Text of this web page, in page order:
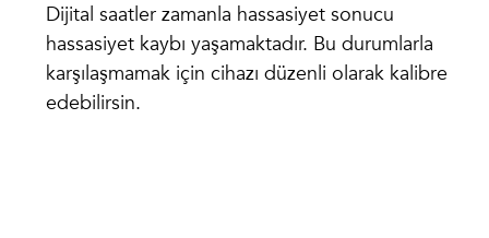
Dijital saatler zamanla hassasiyet sonucu
hassasiyet kaybı yaşamaktadır. Bu durumlarla
karşılaşmamak için cihazı düzenli olarak kalibre
edebilirsin.